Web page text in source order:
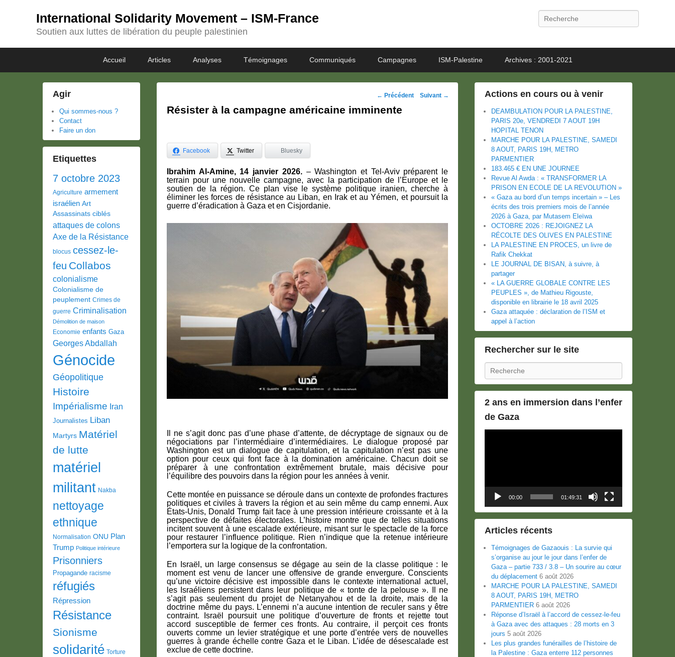
International Solidarity Movement – ISM-France
Soutien aux luttes de libération du peuple palestinien
Recherche
menu
Accueil Articles Analyses Témoignages Communiqués Campagnes ISM-Palestine Archives : 2001-2021
Navigation
des
← Précédent Suivant →
Résister à la campagne américaine imminente
Facebook Twitter Bluesky
Ibrahim Al-Amine, 14 janvier 2026.– Washington et Tel-Aviv préparent le
terrain pour une nouvelle campagne, avec la participation de l’Europe et le
soutien de la région. Ce plan vise le système politique iranien, cherche à
éliminer les forces de résistance au Liban, en Irak et au Yémen, et poursuit la
guerre d’éradication à Gaza et en Cisjordanie.
Il ne s’agit donc pas d’une phase d’attente, de décryptage de signaux ou de
négociations par l’intermédiaire d’intermédiaires. Le dialogue proposé par
Washington est un dialogue de capitulation, et la capitulation n’est pas une
option pour ceux qui font face à la domination américaine. Chacun doit se
préparer à une confrontation extrêmement brutale, mais décisive pour
l’équilibre des pouvoirs dans la région pour les années à venir.
Cette montée en puissance se déroule dans un contexte de profondes fractures
politiques et civiles à travers la région et au sein même du camp ennemi. Aux
États-Unis, Donald Trump fait face à une pression intérieure croissante et à la
perspective de défaites électorales. L’histoire montre que de telles situations
incitent souvent à une escalade extérieure, misant sur le spectacle de la force
pour restaurer l’influence politique. Rien n’indique que la retenue intérieure
l’emportera sur la logique de la confrontation.
En Israël, un large consensus se dégage au sein de la classe politique : le
moment est venu de lancer une offensive de grande envergure. Conscients
qu’une victoire décisive est impossible dans le contexte international actuel,
les Israéliens persistent dans leur politique de « tonte de la pelouse ». Il ne
s’agit pas seulement du projet de Netanyahou et de la droite, mais de la
doctrine même du pays. L’ennemi n’a aucune intention de reculer sans y être
contraint. Israël poursuit une politique d’ouverture de fronts et rejette tout
accord susceptible de fermer ces fronts. Au contraire, il perçoit ces fronts
ouverts comme un levier stratégique et une porte d’entrée vers de nouvelles
guerres à grande échelle contre Gaza et le Liban. L’idée de désescalade est
exclue de cette doctrine.
Actions en cours ou à venir
DEAMBULATION POUR LA PALESTINE,
PARIS 20e, VENDREDI 7 AOUT 19H
HOPITAL TENON
MARCHE POUR LA PALESTINE, SAMEDI
8 AOUT, PARIS 19H, METRO
PARMENTIER
183.465 € EN UNE JOURNEE
Revue Al Awda : « TRANSFORMER LA
PRISON EN ECOLE DE LA REVOLUTION »
« Gaza au bord d’un temps incertain » – Les
écrits des trois premiers mois de l’année
2026 à Gaza, par Mutasem Eleïwa
OCTOBRE 2026 : REJOIGNEZ LA
RÉCOLTE DES OLIVES EN PALESTINE
LA PALESTINE EN PROCES, un livre de
Rafik Chekkat
LE JOURNAL DE BISAN, à suivre, à
partager
« LA GUERRE GLOBALE CONTRE LES
PEUPLES », de Mathieu Rigouste,
disponible en librairie le 18 avril 2025
Gaza attaquée : déclaration de l’ISM et
appel à l’action
Rechercher sur le site
Recherche
2 ans en immersion dans l’enfer
de Gaza
00:00 01:49:31
Articles récents
Témoignages de Gazaouis : La survie qui
s’organise au jour le jour dans l’enfer de
Gaza – partie 733 / 3.8 – Un sourire au cœur
du déplacement 6 août 2026
MARCHE POUR LA PALESTINE, SAMEDI
8 AOUT, PARIS 19H, METRO
PARMENTIER 6 août 2026
Réponse d’Israël à l’accord de cessez-le-feu
à Gaza avec des attaques : 28 morts en 3
jours 5 août 2026
Les plus grandes funérailles de l’histoire de
la Palestine : Gaza enterre 112 personnes
Agir
Qui sommes-nous ?
Contact
Faire un don
Etiquettes
7 octobre 2023
Agriculture armement
israélien Art
Assassinats ciblés
attaques de colons
Axe de la Résistance
blocus cessez-le-
feu Collabos
colonialisme
Colonialisme de
peuplement Crimes de
guerre Criminalisation
Démolition de maison
Economie enfants Gaza
Georges Abdallah
Génocide
Géopolitique
Histoire
Impérialisme Iran
Journalistes Liban
Martyrs Matériel
de lutte
matériel
militant Nakba
nettoyage
ethnique
Normalisation ONU Plan
Trump Politique intérieure
Prisonniers
Propagande racisme
réfugiés
Répression
Résistance
Sionisme
solidarité Torture